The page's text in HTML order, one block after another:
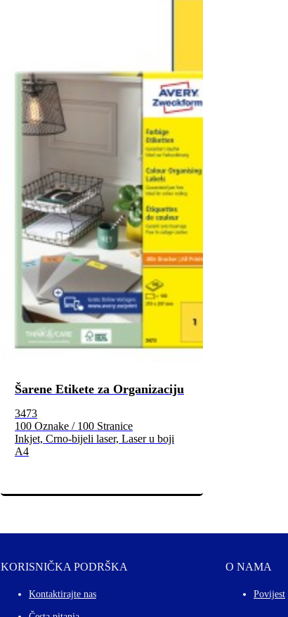
Šarene Etikete za Organizaciju
3473
100 Oznake / 100 Stranice
Inkjet, Crno-bijeli laser, Laser u boji
A4
KORISNIČKA PODRŠKA
Kontaktirajte nas
O NAMA
Povijest